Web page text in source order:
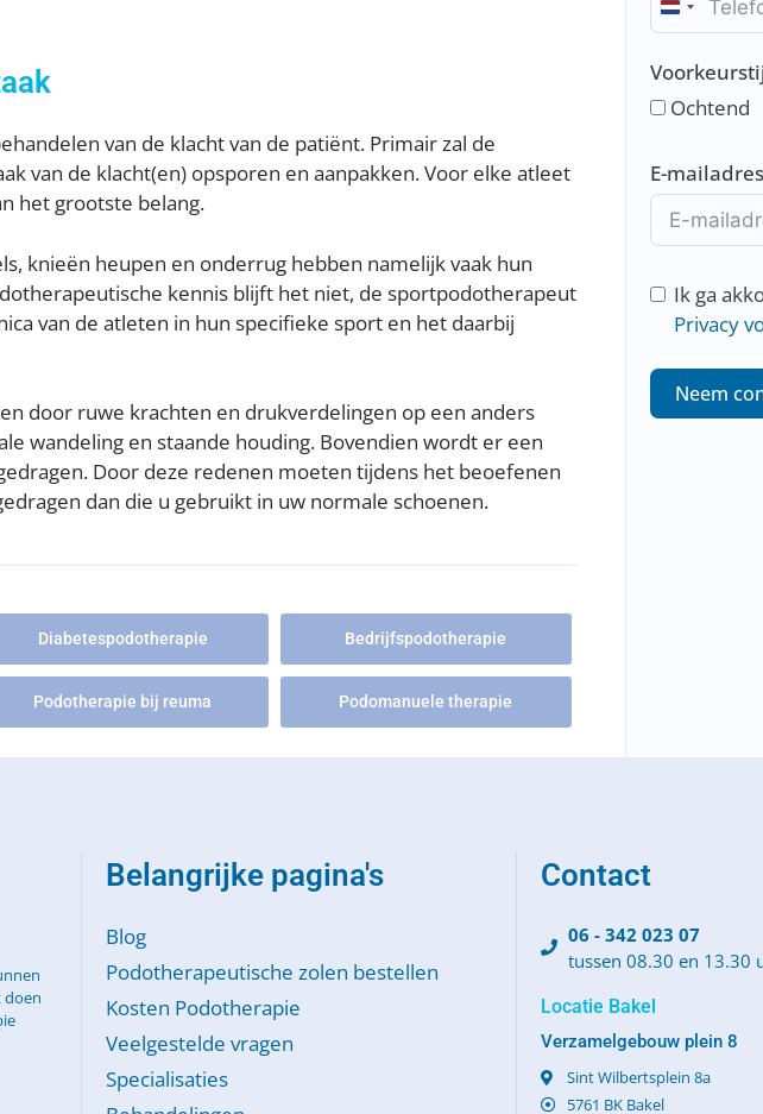
van de klacht van de patiënt. Primair zal de
van de klacht(en) opsporen en aanpakken. Voor elke atleet
het grootste belang.
knieën heupen en onderrug hebben namelijk vaak hun
kennis blijft het niet, de sportpodotherapeut
van de atleten in hun specifieke sport en het daarbij
door ruwe krachten en drukverdelingen op een anders
wandeling en staande houding. Bovendien wordt er een
Door deze redenen moeten tijdens het beoefenen
dan die u gebruikt in uw normale schoenen.
Diabetespodotherapie Bedrijfspodotherapie
Podotherapie bij reuma Podomanuele therapie
N
t
h
r
l
a
n
d
s
3
1
Ochtend
E-mailadres
Ik ga
Privacy
Neem
doen
Belangrijke pagina's
Blog
Podotherapeutische zolen bestellen
Kosten Podotherapie
Veelgestelde vragen
Specialisaties
Contact
06 - 342 023 07
tussen 08.30 en 13.30
Locatie Bakel
Verzamelgebouw plein 8
Sint Wilbertsplein 8a
5761 BK Bakel